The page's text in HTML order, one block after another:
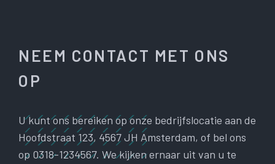
NEEM CONTACT MET ONS
OP
U kunt ons bereiken op onze bedrijfslocatie aan de
Hoofdstraat 123, 4567 JH Amsterdam, of bel ons
op 0318-1234567. We kijken ernaar uit van u te